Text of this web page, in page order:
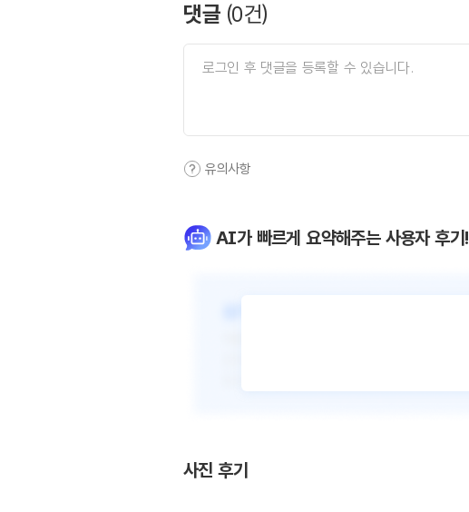
댓글 (0건)
유의사항
AI가 빠르게 요약해주는 사용자 후기!
사진 후기